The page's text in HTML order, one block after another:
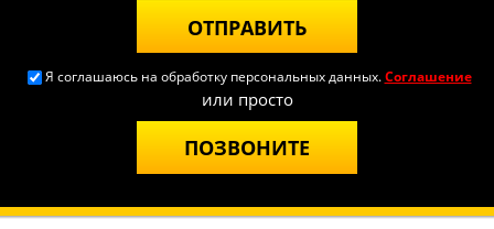
ОТПРАВИТЬ
Я соглашаюсь на обработку персональных данных.Соглашение
или просто
ПОЗВОНИТЕ